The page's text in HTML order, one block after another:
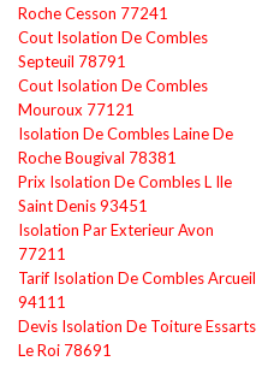
Roche Cesson 77241
Cout Isolation De Combles
Septeuil 78791
Cout Isolation De Combles
Mouroux 77121
Isolation De Combles Laine De
Roche Bougival 78381
Prix Isolation De Combles L Ile
Saint Denis 93451
Isolation Par Exterieur Avon
77211
Tarif Isolation De Combles Arcueil
94111
Devis Isolation De Toiture Essarts
Le Roi 78691